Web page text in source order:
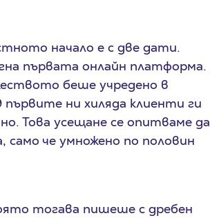
начало е с две дати.
първата онлайн платформа.
беше учредено в
ни хиляда клиенти ги
Това усещане се опитваме да
само че умножено по половин
тогава пишеше с дребен